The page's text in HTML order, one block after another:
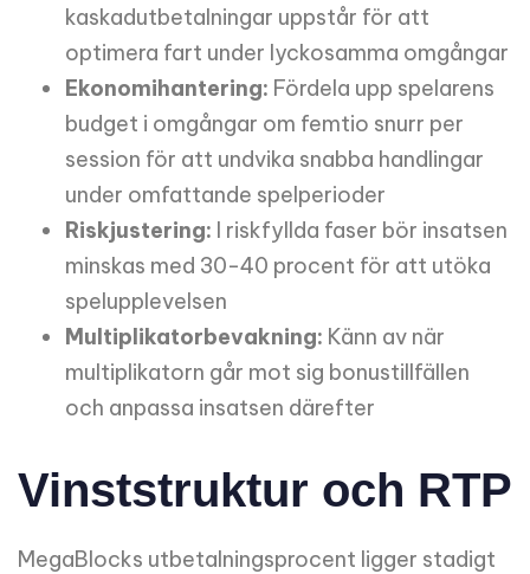
kaskadutbetalningar uppstår för att
optimera fart under lyckosamma omgångar
Ekonomihantering: Fördela upp spelarens
budget i omgångar om femtio snurr per
session för att undvika snabba handlingar
under omfattande spelperioder
Riskjustering: I riskfyllda faser bör insatsen
minskas med 30-40 procent för att utöka
spelupplevelsen
Multiplikatorbevakning: Känn av när
multiplikatorn går mot sig bonustillfällen
och anpassa insatsen därefter
Vinststruktur och RTP
MegaBlocks utbetalningsprocent ligger stadigt